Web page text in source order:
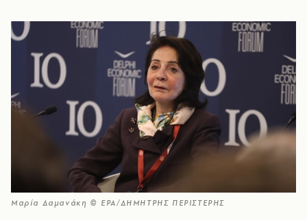
Μαρία Δαμανάκη © EPA/ΔΗΜΗΤΡΗΣ ΠΕΡΙΣΤΕΡΗΣ